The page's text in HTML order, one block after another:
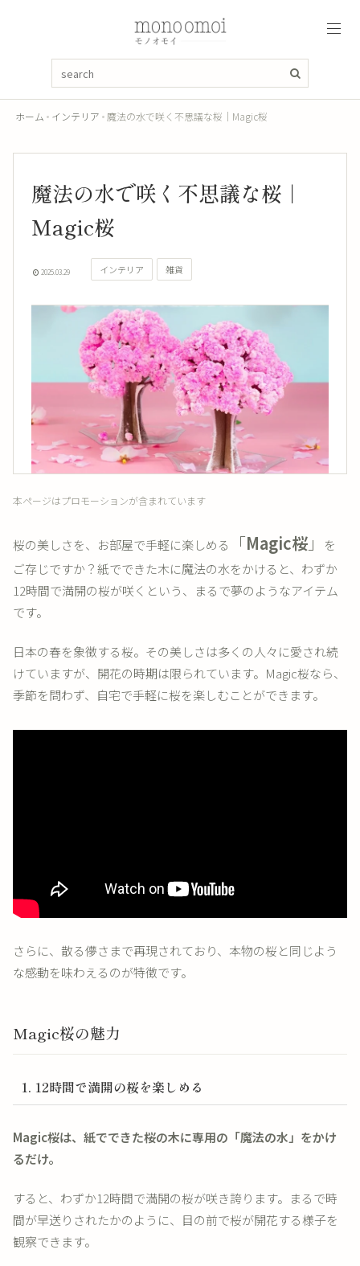
ホーム インテリア 魔法の水で咲く不思議な桜｜Magic桜
魔法の水で咲く不思議な桜｜
Magic桜
2025.03.29 インテリア 雑貨
本ページはプロモーションが含まれています
桜の美しさを、お部屋で手軽に楽しめる 「Magic桜 」
を
ご存じですか？紙でできた木に魔法の水をかけると、わずか
12時間で満開の桜が咲くという、まるで夢のようなアイテム
です。
日本の春を象徴する桜。その美しさは多くの人々に愛され続
けていますが、開花の時期は限られています。Magic桜なら、
季節を問わず、自宅で手軽に桜を楽しむことができます。
さらに、散る儚さまで再現されており、本物の桜と同じよう
な感動を味わえるのが特徴です。
Magic桜の魅力
1. 12時間で満開の桜を楽しめる
Magic桜は、紙でできた桜の木に専用の「魔法の水」をかけ
るだけ。
すると、わずか12時間で満開の桜が咲き誇ります。まるで時
間が早送りされたかのように、目の前で桜が開花する様子を
観察できます。